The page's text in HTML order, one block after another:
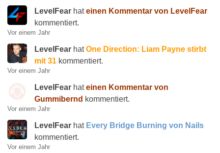
LevelFear hateinen Kommentar von LevelFear
kommentiert.
Vor einem Jahr
LevelFear hatOne Direction: Liam Payne stirbt
mit 31 kommentiert.
Vor einem Jahr
LevelFear hateinen Kommentar von
Gummibernd kommentiert.
Vor einem Jahr
LevelFear hat Every Bridge Burning von Nails
kommentiert.
Vor einem Jahr